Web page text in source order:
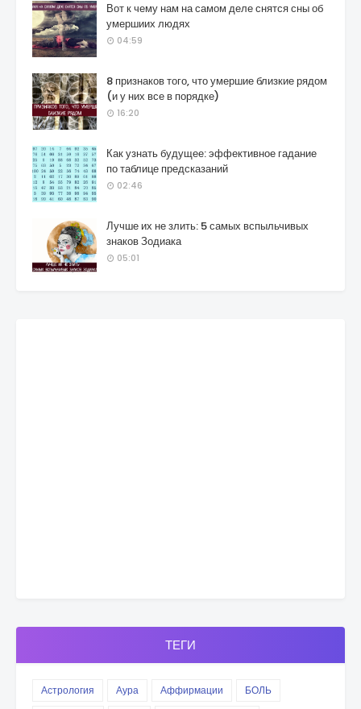
Вот к чему нам на самом деле снятся сны об
умершиих людях
04:59
8 признаков того, что умершие близкие рядом
(и у них все в порядке)
16:20
Как узнать будущее: эффективное гадание
по таблице предсказаний
02:46
Лучше их не злить: 5 самых вспыльчивых
знаков Зодиака
05:01
ТЕГИ
Астрология Аура Аффирмации
БОЛЬ